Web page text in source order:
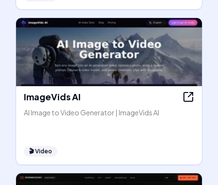
ImageVids AI
AI Image to Video Generator | ImageVids AI
🎬Video